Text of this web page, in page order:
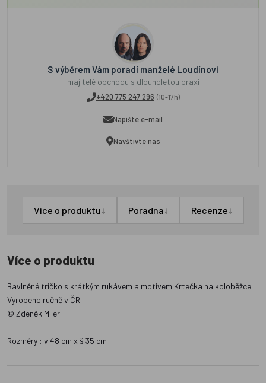
S výběrem Vám poradí manželé Loudínovi
majitelé obchodu s dlouholetou praxí
+420 775 247 296 (10-17h)
Napište e-mail
Navštivte nás
Více o produktu↓ Poradna↓ Recenze↓
Více o produktu
Bavlněné tričko s krátkým rukávem a motivem Krtečka na koloběžce.
Vyrobeno ručně v ČR.
© Zdeněk Miler
Rozměry : v 48 cm x š 35 cm